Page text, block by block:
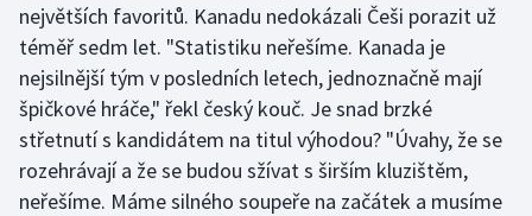
největších favoritů. Kanadu nedokázali Češi porazit už
téměř sedm let. "Statistiku neřešíme. Kanada je
nejsilnější tým v posledních letech, jednoznačně mají
špičkové hráče," řekl český kouč. Je snad brzké
střetnutí s kandidátem na titul výhodou? "Úvahy, že se
rozehrávají a že se budou sžívat s širším kluzištěm,
neřešíme. Máme silného soupeře na začátek a musíme